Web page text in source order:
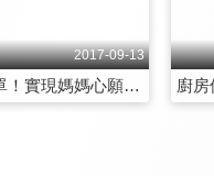
2017-09-13
許願清單！實現媽媽心願？！ 第107集